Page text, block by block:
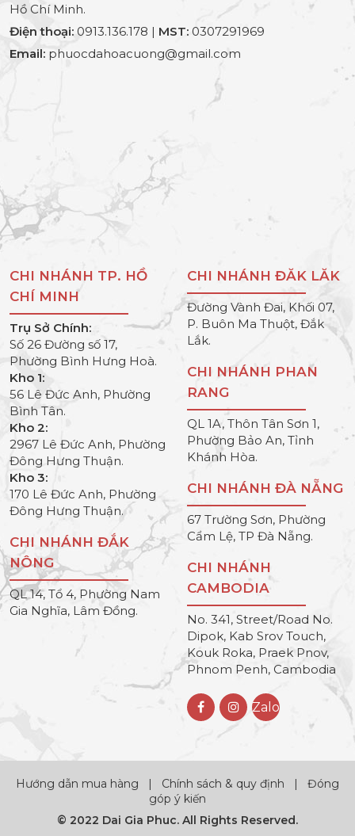
Hồ Chí Minh.
Điện thoại: 0913.136.178 | MST: 0307291969
Email: phuocdahoacuong@gmail.com
CHI NHÁNH TP. HỒ
CHÍ MINH
Trụ Sở Chính:
Số 26 Đường số 17,
Phường Bình Hưng Hoà.
Kho 1:
56 Lê Đức Anh, Phường
Bình Tân.
Kho 2:
2967 Lê Đức Anh, Phường
Đông Hưng Thuận.
Kho 3:
170 Lê Đức Anh, Phường
Đông Hưng Thuận.
CHI NHÁNH ĐẮK
NÔNG
QL 14, Tổ 4, Phường Nam
Gia Nghĩa, Lâm Đồng.
CHI NHÁNH ĐĂK LĂK
Đường Vành Đai, Khối 07,
P. Buôn Ma Thuột, Đắk
Lắk.
CHI NHÁNH PHAN
RANG
QL 1A, Thôn Tân Sơn 1,
Phường Bảo An, Tỉnh
Khánh Hòa.
CHI NHÁNH ĐÀ NẴNG
67 Trường Sơn, Phường
Cẩm Lệ, TP Đà Nẵng.
CHI NHÁNH
CAMBODIA
No. 341, Street/Road No.
Dipok, Kab Srov Touch,
Kouk Roka, Praek Pnov,
Phnom Penh, Cambodia
Zalo
Hướng dẫn mua hàng | Chính sách & quy định | Đóng
góp ý kiến
© 2022 Dai Gia Phuc. All Rights Reserved.